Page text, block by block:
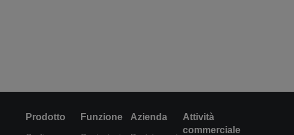
Prodotto Funzione Azienda
Attività
commerciale